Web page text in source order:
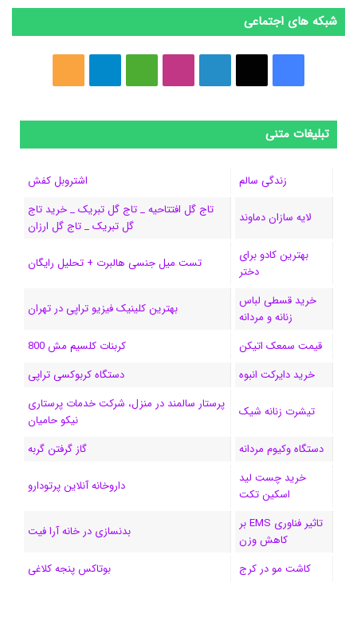
شبکه های اجتماعی
تبلیغات متنی
زندگی سالم اشتروبل کفش
لایه سازان دماوند
تاج گل افتتاحیه _ تاج گل تبریک _ خرید تاج
گل تبریک _ تاج گل ارزان
بهترین کادو برای
دختر
تست میل جنسی هالبرت + تحلیل رایگان
خرید قسطی لباس
زنانه و مردانه
بهترین کلینیک فیزیو تراپی در تهران
قیمت سمعک اتیکن
کربنات کلسیم مش 800
خرید دایرکت انبوه
دستگاه کربوکسی تراپی
تیشرت زنانه شیک
پرستار سالمند در منزل، شرکت خدمات پرستاری
نیکو حامیان
دستگاه وکیوم مردانه
گاز گرفتن گربه
خرید چست لید
اسکین تکت
داروخانه آنلاین پرتودارو
تاثیر فناوری EMS بر
کاهش وزن
بدنسازی در خانه آرا فیت
کاشت مو در کرج بوتاکس پنجه کلاغی